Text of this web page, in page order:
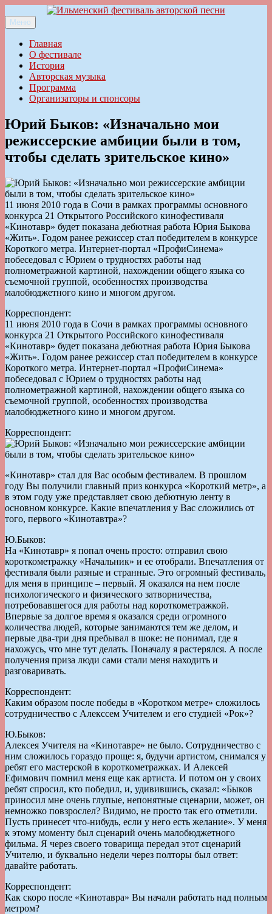
к
содержимому
Ильменский фестиваль авторской песни
Меню
Главная
О фестивале
История
Авторская музыка
Программа
Организаторы и спонсоры
Юрий Быков: «Изначально мои
режиссерские амбиции были в том,
чтобы сделать зрительское кино»
11 июня 2010 года в Сочи в рамках программы основного
конкурса 21 Открытого Российского кинофестиваля
«Кинотавр» будет показана дебютная работа Юрия Быкова
«Жить». Годом ранее режиссер стал победителем в конкурсе
Короткого метра. Интернет-портал «ПрофиСинема»
побеседовал с Юрием о трудностях работы над
полнометражной картиной, нахождении общего языка со
съемочной группой, особенностях производства
малобюджетного кино и многом другом.
Корреспондент:
11 июня 2010 года в Сочи в рамках программы основного
конкурса 21 Открытого Российского кинофестиваля
«Кинотавр» будет показана дебютная работа Юрия Быкова
«Жить». Годом ранее режиссер стал победителем в конкурсе
Короткого метра. Интернет-портал «ПрофиСинема»
побеседовал с Юрием о трудностях работы над
полнометражной картиной, нахождении общего языка со
съемочной группой, особенностях производства
малобюджетного кино и многом другом.
Корреспондент:
«Кинотавр» стал для Вас особым фестивалем. В прошлом
году Вы получили главный приз конкурса «Короткий метр», а
в этом году уже представляет свою дебютную ленту в
основном конкурсе. Какие впечатления у Вас сложились от
того, первого «Кинотавтра»?
Ю.Быков:
На «Кинотавр» я попал очень просто: отправил свою
короткометражку «Начальник» и ее отобрали. Впечатления от
фестиваля были разные и странные. Это огромный фестиваль,
для меня в принципе – первый. Я оказался на нем после
психологического и физического затворничества,
потребовавшегося для работы над короткометражкой.
Впервые за долгое время я оказался среди огромного
количества людей, которые занимаются тем же делом, и
первые два-три дня пребывал в шоке: не понимал, где я
нахожусь, что мне тут делать. Поначалу я растерялся. А после
получения приза люди сами стали меня находить и
разговаривать.
Корреспондент:
Каким образом после победы в «Коротком метре» сложилось
сотрудничество с Алекссем Учителем и его студией «Рок»?
Ю.Быков:
Алексея Учителя на «Кинотавре» не было. Сотрудничество с
ним сложилось гораздо проще: я, будучи артистом, снимался у
ребят его мастерской в короткометражках. И Алексей
Ефимович помнил меня еще как артиста. И потом он у своих
ребят спросил, кто победил, и, удивившись, сказал: «Быков
приносил мне очень глупые, непонятные сценарии, может, он
немножко повзрослел? Видимо, не просто так его отметили.
Пусть принесет что-нибудь, если у него есть желание». У меня
к этому моменту был сценарий очень малобюджетного
фильма. Я через своего товарища передал этот сценарий
Учителю, и буквально недели через полторы был ответ:
давайте работать.
Корреспондент:
Как скоро после «Кинотавра» Вы начали работать над полным
метром?